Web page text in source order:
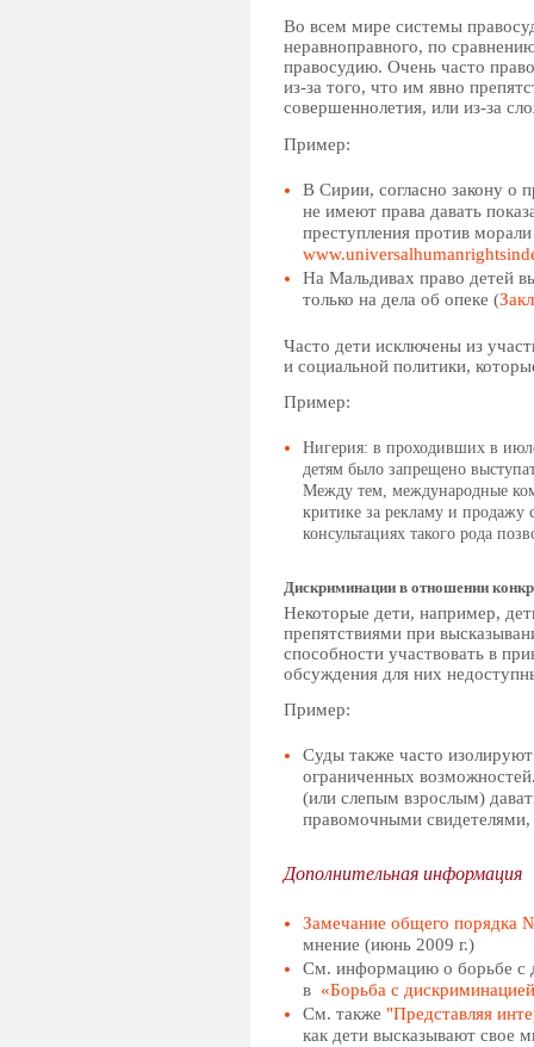
Во всем мире системы
неравноправного, по
правосудию. Очень часто
из-за того, что им явно
совершеннолетия, или из-за
Пример:
В Сирии, согласно закону о
не имеют права давать
преступления против
На Мальдивах право детей
только на дела об опеке (
Часто дети исключены из
и социальной политики,
Пример:
Нигерия: в проходивших в
детям было запрещено
Между тем, международные
критике за рекламу и
консультациях такого рода
Дискриминации в отношении
Некоторые дети, например,
препятствиями при
способности участвовать в
обсуждения для них
Пример:
Суды также часто
ограниченных
(или слепым взрослым)
правомочными свидетелями,
Дополнительная информация
Замечание общего порядка
мнение (июнь 2009 г.)
См. информацию о борьбе с
в «Борьба с
См. также "Представляя
как дети высказывают свое